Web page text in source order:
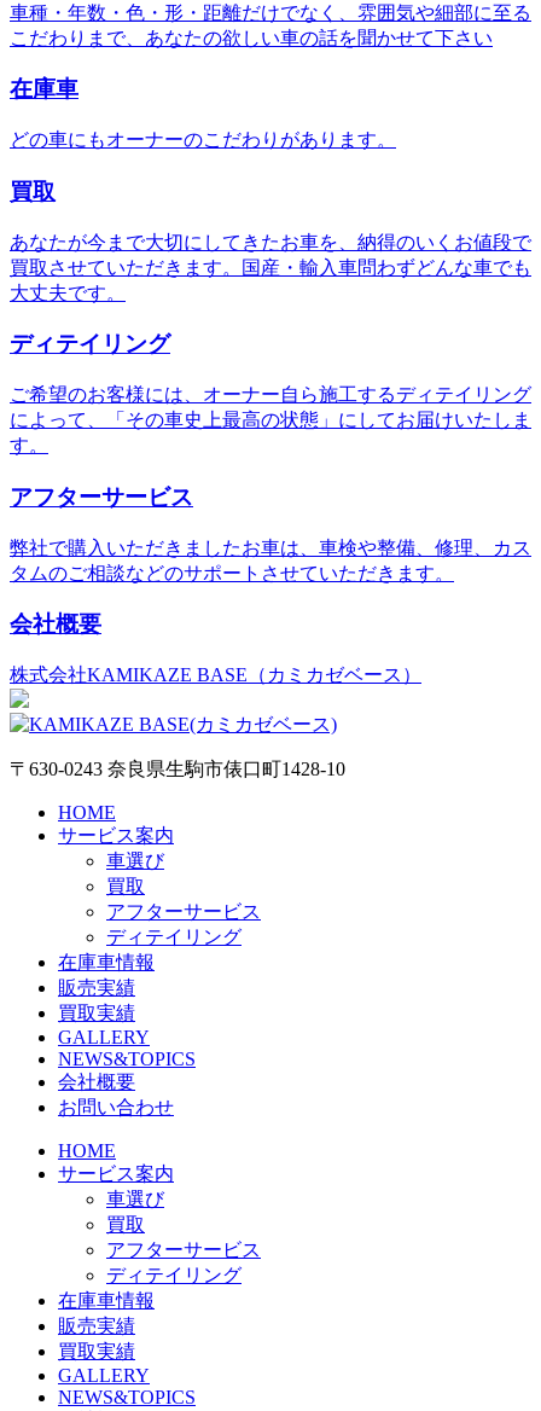
車種・年数・色・形・距離だけでなく、雰囲気や細部に至る
こだわりまで、あなたの欲しい車の話を聞かせて下さい
在庫車
どの車にもオーナーのこだわりがあります。
買取
あなたが今まで大切にしてきたお車を、納得のいくお値段で
買取させていただきます。国産・輸入車問わずどんな車でも
大丈夫です。
ディテイリング
ご希望のお客様には、オーナー自ら施工するディテイリング
によって、「その車史上最高の状態」にしてお届けいたしま
す。
アフターサービス
弊社で購入いただきましたお車は、車検や整備、修理、カス
タムのご相談などのサポートさせていただきます。
会社概要
株式会社KAMIKAZE BASE（カミカゼベース）
〒630-0243 奈良県生駒市俵口町1428-10
HOME
サービス案内
車選び
買取
アフターサービス
ディテイリング
在庫車情報
販売実績
買取実績
GALLERY
NEWS&TOPICS
会社概要
お問い合わせ
HOME
サービス案内
車選び
買取
アフターサービス
ディテイリング
在庫車情報
販売実績
買取実績
GALLERY
NEWS&TOPICS